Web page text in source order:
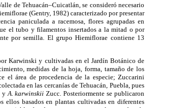
de Tehuacán–Cuicatlán, se consideró necesario
(Gentry, 1982) caracterizado por presentar
paniculada a racemosa, flores agrupadas en
el tubo y filamentos insertados a la mitad o por
por semilla. El grupo Hiemiflorae contiene 13
Karwinski y cultivadas en el Jardín Botánico de
medidas de la hoja, forma, tamaño de los
el área de procedencia de la especie; Zuccarini
en las cercanías de Tehuacán, Puebla, pues
yA. karwinskiiZucc. Posteriormente se publicaron
ellos basados en plantas cultivadas en diferentes